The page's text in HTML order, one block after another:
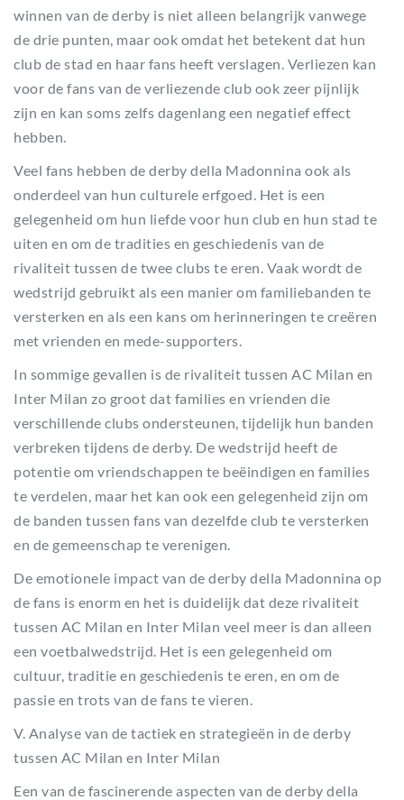
winnen van de derby is niet alleen belangrijk vanwege
de drie punten, maar ook omdat het betekent dat hun
club de stad en haar fans heeft verslagen. Verliezen kan
voor de fans van de verliezende club ook zeer pijnlijk
zijn en kan soms zelfs dagenlang een negatief effect
hebben.
Veel fans hebben de derby della Madonnina ook als
onderdeel van hun culturele erfgoed. Het is een
gelegenheid om hun liefde voor hun club en hun stad te
uiten en om de tradities en geschiedenis van de
rivaliteit tussen de twee clubs te eren. Vaak wordt de
wedstrijd gebruikt als een manier om familiebanden te
versterken en als een kans om herinneringen te creëren
met vrienden en mede-supporters.
In sommige gevallen is de rivaliteit tussen AC Milan en
Inter Milan zo groot dat families en vrienden die
verschillende clubs ondersteunen, tijdelijk hun banden
verbreken tijdens de derby. De wedstrijd heeft de
potentie om vriendschappen te beëindigen en families
te verdelen, maar het kan ook een gelegenheid zijn om
de banden tussen fans van dezelfde club te versterken
en de gemeenschap te verenigen.
De emotionele impact van de derby della Madonnina op
de fans is enorm en het is duidelijk dat deze rivaliteit
tussen AC Milan en Inter Milan veel meer is dan alleen
een voetbalwedstrijd. Het is een gelegenheid om
cultuur, traditie en geschiedenis te eren, en om de
passie en trots van de fans te vieren.
V. Analyse van de tactiek en strategieën in de derby
tussen AC Milan en Inter Milan
Een van de fascinerende aspecten van de derby della